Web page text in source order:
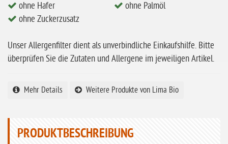
ohne Knoblauch
glutenfrei
ohne
ohne Hafer
ohne Zuckerzusatz
ohne Palmöl
Unser Allergenfilter dient als unverbindliche Einkaufshilfe. Bitte
überprüfen Sie die Zutaten und Allergene im jeweiligen Artikel.
Mehr Details Weitere Produkte von Lima Bio
PRODUKTBESCHREIBUNG